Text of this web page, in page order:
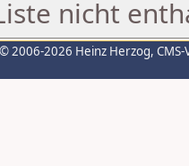
nicht
© 2006-2026 Heinz Herzog,